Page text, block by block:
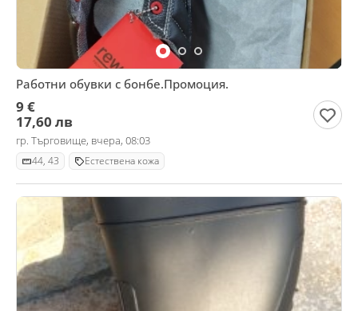
Работни обувки с бонбе.Промоция.
9 €
17,60 лв
гр. Търговище, вчера, 08:03
44, 43 Естествена кожа